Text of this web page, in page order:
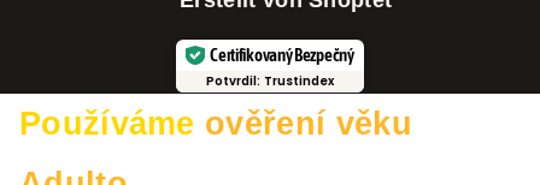
Certifikovaný Bezpečný
Potvrdil: Trustindex
Používáme ověření věku